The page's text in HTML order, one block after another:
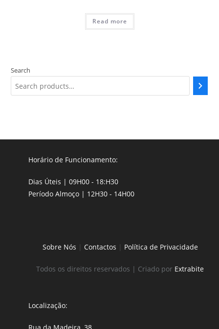
Read more
Search
Horário de Funcionamento:
Dias Úteis | 09H00 - 18:H30
Período Almoço | 12H30 - 14H00
Sobre Nós | Contactos | Política de Privacidade
Todos os direitos reservados | Criado por Extrabite
Localização: